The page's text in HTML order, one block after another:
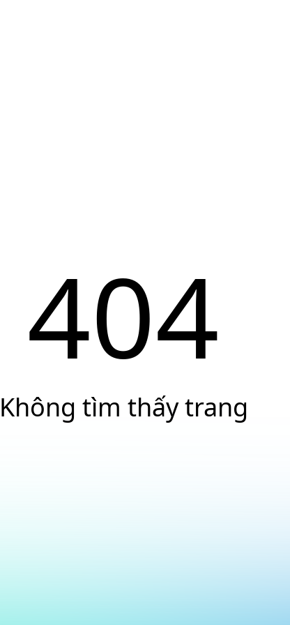
404
Không tìm thấy trang